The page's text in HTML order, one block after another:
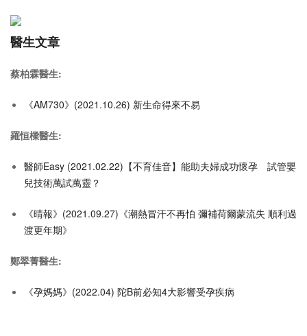
醫生文章
蔡柏霖醫生:
《AM730》(2021.10.26) 新生命得來不易
羅恒樑醫生:
醫師Easy (2021.02.22)【不育佳音】能助夫婦成功懷孕 試管嬰
兒技術萬試萬靈？
《晴報》(2021.09.27)《潮熱冒汗不再怕 彌補荷爾蒙流失 順利過
渡更年期》
鄭翠菁醫生:
《孕媽媽》(2022.04) 陀B前必知4大影響受孕疾病